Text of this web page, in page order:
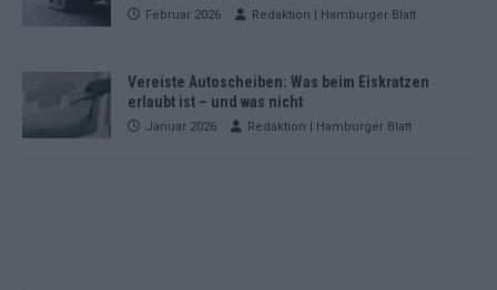
Februar 2026 Redaktion | Hamburger Blatt
Vereiste Autoscheiben: Was beim Eiskratzen
erlaubt ist – und was nicht
Januar 2026 Redaktion | Hamburger Blatt